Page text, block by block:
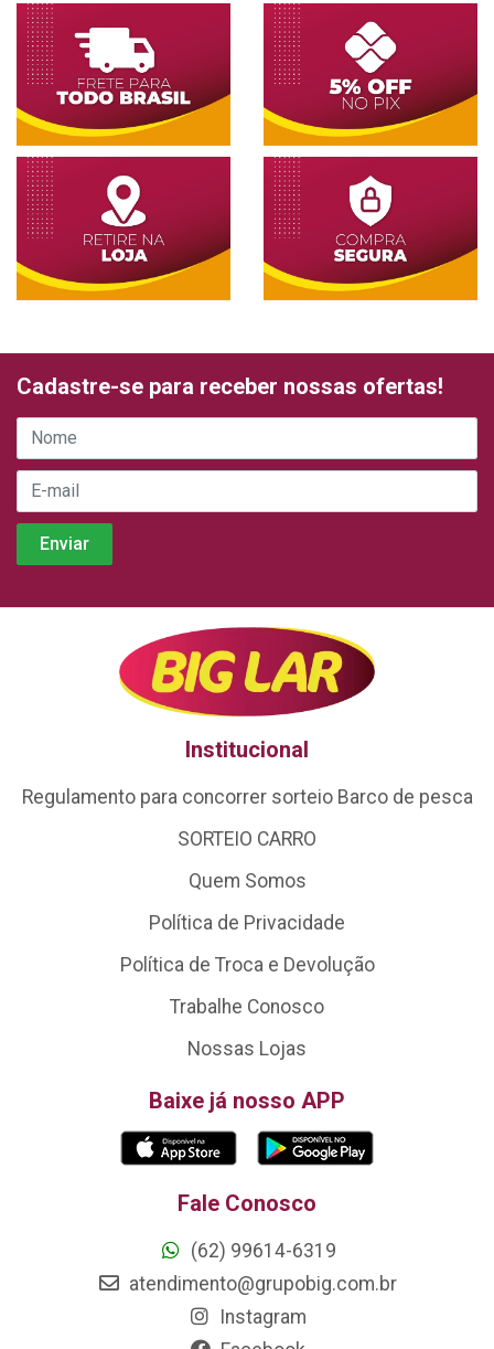
Cadastre-se para receber nossas ofertas!
Institucional
Regulamento para concorrer sorteio Barco de pesca
SORTEIO CARRO
Quem Somos
Política de Privacidade
Política de Troca e Devolução
Trabalhe Conosco
Nossas Lojas
Baixe já nosso APP
Fale Conosco
(62) 99614-6319
atendimento@grupobig.com.br
Instagram